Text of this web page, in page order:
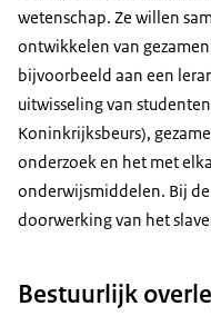
wetenschap. Ze willen
ontwikkelen van
bijvoorbeeld aan een
uitwisseling van
Koninkrijksbeurs),
onderzoek en het met
onderwijsmiddelen. Bij
doorwerking van het
Bestuurlijk